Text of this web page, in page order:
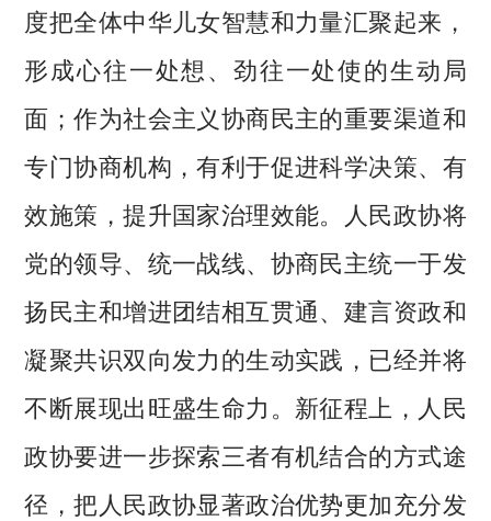
度把全体中华儿女智慧和力量汇聚起来，
形成心往一处想、劲往一处使的生动局
面；作为社会主义协商民主的重要渠道和
专门协商机构，有利于促进科学决策、有
效施策，提升国家治理效能。人民政协将
党的领导、统一战线、协商民主统一于发
扬民主和增进团结相互贯通、建言资政和
凝聚共识双向发力的生动实践，已经并将
不断展现出旺盛生命力。新征程上，人民
政协要进一步探索三者有机结合的方式途
径，把人民政协显著政治优势更加充分发